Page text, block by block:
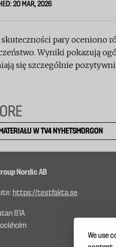
We use
20 MAR, 2026
skuteczności pary oceniono
Wyniki pokazują
się szczególnie
W TV4 NYHETSMORGON
Nordic AB
https://testfakta.se
81A